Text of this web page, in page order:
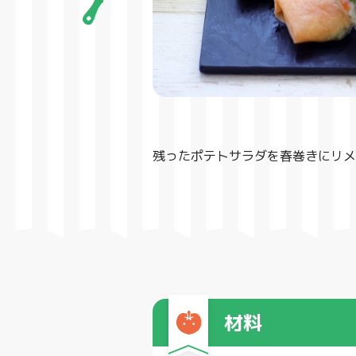
残ったポテトサラダを春巻きにリ
材料